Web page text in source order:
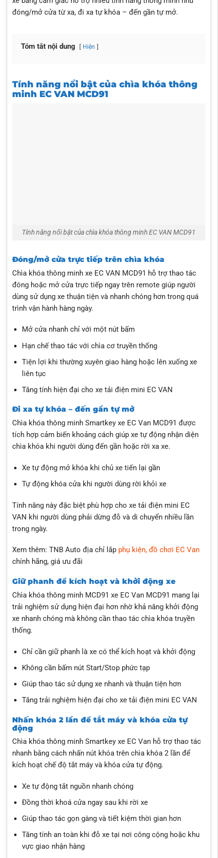
đóng/mở cửa từ xa, đi xa tự khóa – đến gần tự mở.
Tóm tắt nội dung Hiện
Tính năng nổi bật của chìa khóa thông
minh EC VAN MCD91
Tính năng nổi bật của chìa khóa thông minh EC VAN MCD91
Đóng/mở cửa trực tiếp trên chìa khóa
Chìa khóa thông minh xe EC VAN MCD91 hỗ trợ thao tác
đóng hoặc mở cửa trực tiếp ngay trên remote giúp người
dùng sử dụng xe thuận tiện và nhanh chóng hơn trong quá
trình vận hành hàng ngày.
Mở cửa nhanh chỉ với một nút bấm
Hạn chế thao tác với chìa cơ truyền thống
Tiện lợi khi thường xuyên giao hàng hoặc lên xuống xe
liên tục
Tăng tính hiện đại cho xe tải điện mini EC VAN
Đi xa tự khóa – đến gần tự mở
Chìa khóa thông minh Smartkey xe EC Van MCD91 được
tích hợp cảm biến khoảng cách giúp xe tự động nhận diện
chìa khóa khi người dùng đến gần hoặc rời xa xe.
Xe tự động mở khóa khi chủ xe tiến lại gần
Tự động khóa cửa khi người dùng rời khỏi xe
Tính năng này đặc biệt phù hợp cho xe tải điện mini EC
VAN khi người dùng phải dừng đỗ và di chuyển nhiều lần
trong ngày.
Xem thêm: TNB Auto địa chỉ lắp phụ kiện, đồ chơi EC Van
chính hãng, giá ưu đãi
Giữ phanh để kích hoạt và khởi động xe
Chìa khóa thông minh MCD91 xe EC Van MCD91 mang lại
trải nghiệm sử dụng hiện đại hơn nhờ khả năng khởi động
xe nhanh chóng mà không cần thao tác chìa khóa truyền
thống.
Chỉ cần giữ phanh là xe có thể kích hoạt và khởi động
Không cần bấm nút Start/Stop phức tạp
Giúp thao tác sử dụng xe nhanh và thuận tiện hơn
Tăng trải nghiệm hiện đại cho xe tải điện mini EC VAN
Nhấn khóa 2 lần để tắt máy và khóa cửa tự
động
Chìa khóa thông minh Smartkey xe EC Van hỗ trợ thao tác
nhanh bằng cách nhấn nút khóa trên chìa khóa 2 lần để
kích hoạt chế độ tắt máy và khóa cửa tự động.
Xe tự động tắt nguồn nhanh chóng
Đồng thời khoá cửa ngay sau khi rời xe
Giúp thao tác gọn gàng và tiết kiệm thời gian hơn
Tăng tính an toàn khi đỗ xe tại nơi công cộng hoặc khu
vực giao nhận hàng